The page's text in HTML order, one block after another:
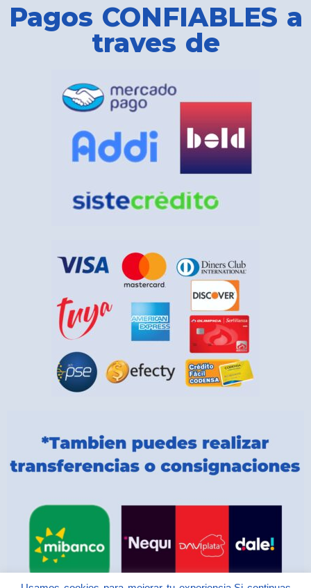
Pagos CONFIABLES a
traves de